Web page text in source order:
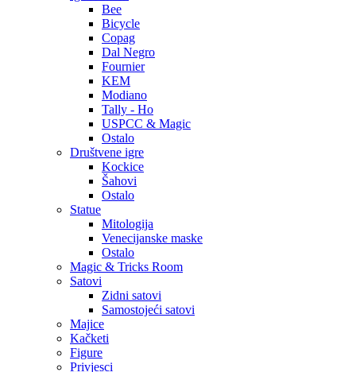
Bee
Bicycle
Copag
Dal Negro
Fournier
KEM
Modiano
Tally - Ho
USPCC & Magic
Ostalo
Društvene igre
Kockice
Šahovi
Ostalo
Statue
Mitologija
Venecijanske maske
Ostalo
Magic & Tricks Room
Satovi
Zidni satovi
Samostojeći satovi
Majice
Kačketi
Figure
Privjesci